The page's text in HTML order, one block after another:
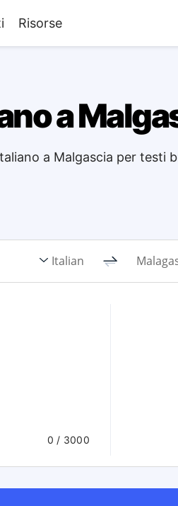
Risorse
a
a Malgascia per testi
Italian
0 / 3000